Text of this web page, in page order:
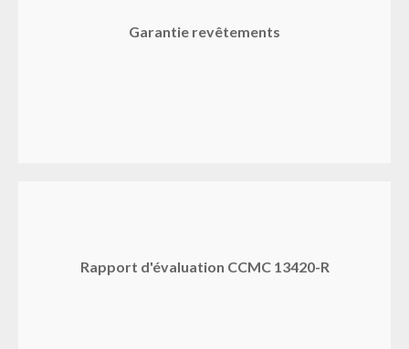
Garantie revêtements
Rapport d'évaluation CCMC 13420-R